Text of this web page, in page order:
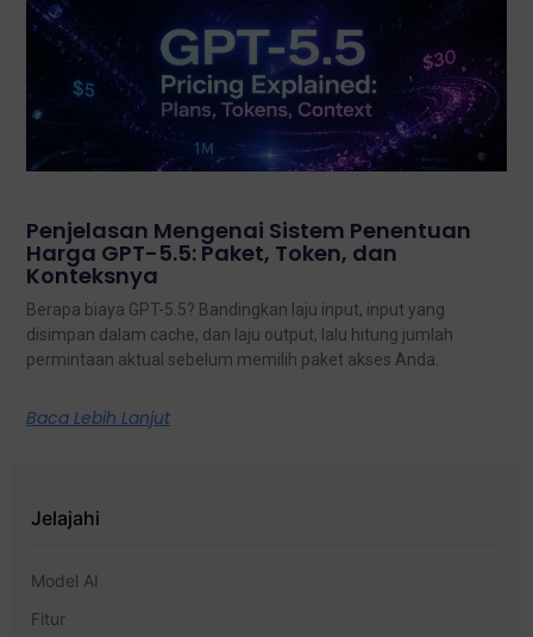
Penjelasan Mengenai Sistem Penentuan
Harga GPT-5.5: Paket, Token, dan
Konteksnya
Berapa biaya GPT-5.5? Bandingkan laju input, input yang
disimpan dalam cache, dan laju output, lalu hitung jumlah
permintaan aktual sebelum memilih paket akses Anda.
Baca Lebih Lanjut
Jelajahi
Model AI
Fitur